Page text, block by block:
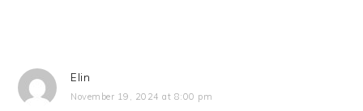
Elin
November 19, 2024 at 8:00 pm